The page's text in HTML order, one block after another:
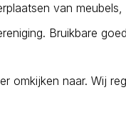
van
Bruikbare
omkijken naar. Wij